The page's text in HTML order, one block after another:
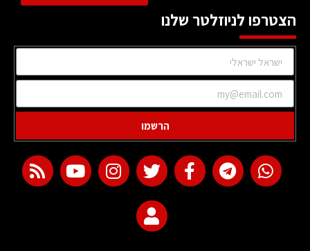
הצטרפו לניוזלטר שלנו
הרשמו